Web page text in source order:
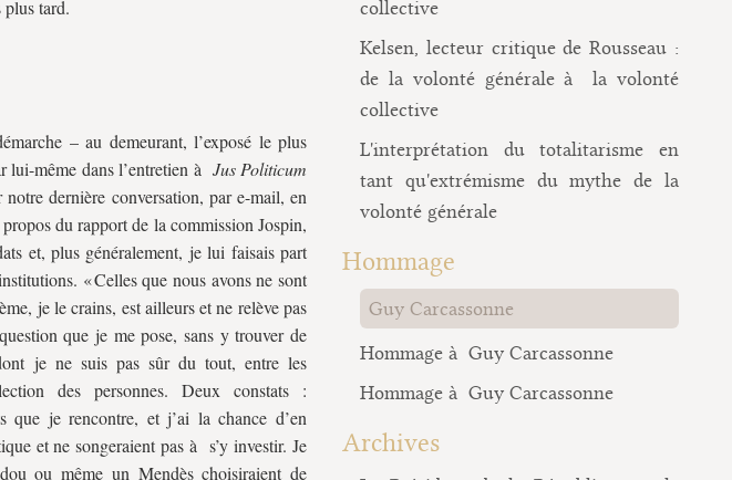
tard.
– au demeurant, l’exposé le plus
lui-même dans l’entretien à Jus Politicum
dernière conversation, par e-mail, en
du rapport de la commission Jospin,
et, plus généralement, je lui faisais part
« Celles que nous avons ne sont
je le crains, est ailleurs et ne relève pas
que je me pose, sans y trouver de
je ne suis pas sûr du tout, entre les
des personnes. Deux constats :
que je rencontre, et j’ai la chance d’en
et ne songeraient pas à s’y investir. Je
ou même un Mendès choisiraient de
collective
Kelsen, lecteur critique de Rousseau :
de la volonté générale à la volonté
collective
L'interprétation du totalitarisme en
tant qu'extrémisme du mythe de la
volonté générale
Hommage
Guy Carcassonne
Hommage à Guy Carcassonne
Hommage à Guy Carcassonne
Archives